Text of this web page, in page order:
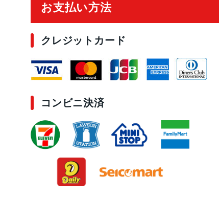
お支払い方法
クレジットカード
コンビニ決済